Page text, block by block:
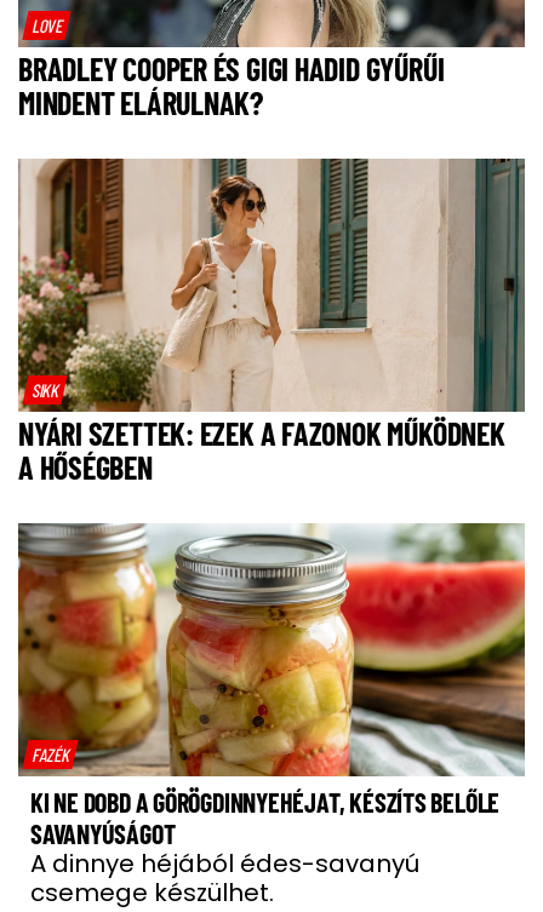
LOVE
BRADLEY COOPER ÉS GIGI HADID GYŰRŰI
MINDENT ELÁRULNAK?
SIKK
NYÁRI SZETTEK: EZEK A FAZONOK MŰKÖDNEK
A HŐSÉGBEN
FAZÉK
KI NE DOBD A GÖRÖGDINNYEHÉJAT, KÉSZÍTS BELŐLE
SAVANYÚSÁGOT
A dinnye héjából édes-savanyú
csemege készülhet.